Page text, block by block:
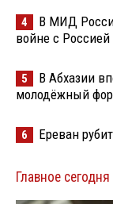
4
В МИД
войне с Россией
5
В Абхазии
молодёжный
6 Ереван
Главное сегодня